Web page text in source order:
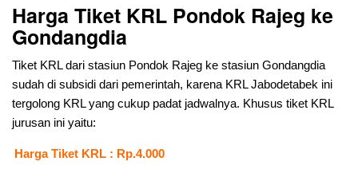
Harga Tiket KRL Pondok Rajeg ke
Gondangdia
Tiket KRL dari stasiun Pondok Rajeg ke stasiun Gondangdia
sudah di subsidi dari pemerintah, karena KRL Jabodetabek ini
tergolong KRL yang cukup padat jadwalnya. Khusus tiket KRL
jurusan ini yaitu:
Harga Tiket KRL : Rp.4.000